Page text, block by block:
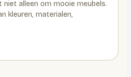
niet alleen om mooie meubels.
kleuren, materialen,